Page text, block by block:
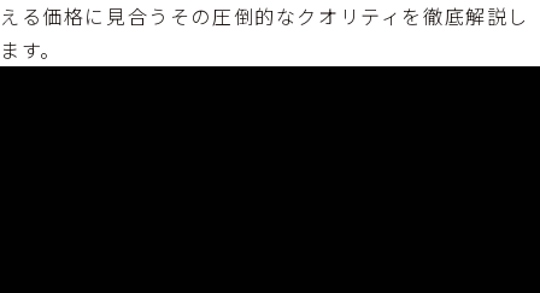
える価格に見合うその圧倒的なクオリティを徹底解説し
ます。